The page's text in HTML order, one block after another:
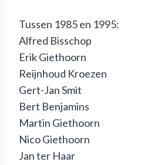
Tussen 1985 en 1995:
Alfred Bisschop
Erik Giethoorn
Reijnhoud Kroezen
Gert-Jan Smit
Bert Benjamins
Martin Giethoorn
Nico Giethoorn
Jan ter Haar